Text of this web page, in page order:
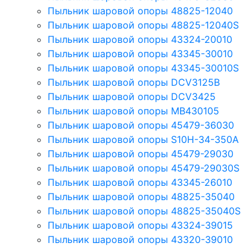
Пыльник шаровой опоры 48825-12040
Пыльник шаровой опоры 48825-12040S
Пыльник шаровой опоры 43324-20010
Пыльник шаровой опоры 43345-30010
Пыльник шаровой опоры 43345-30010S
Пыльник шаровой опоры DCV3125B
Пыльник шаровой опоры DCV3425
Пыльник шаровой опоры MB430105
Пыльник шаровой опоры 45479-36030
Пыльник шаровой опоры S10H-34-350A
Пыльник шаровой опоры 45479-29030
Пыльник шаровой опоры 45479-29030S
Пыльник шаровой опоры 43345-26010
Пыльник шаровой опоры 48825-35040
Пыльник шаровой опоры 48825-35040S
Пыльник шаровой опоры 43324-39015
Пыльник шаровой опоры 43320-39010